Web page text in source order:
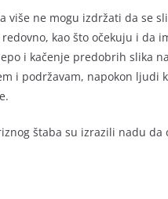
više ne mogu izdržati da se
kao što očekuju i
i kačenje predobrih slika
i podržavam, napokon
štaba su izrazili nadu